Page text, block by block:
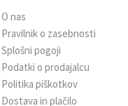
O nas
Pravilnik o zasebnosti
Splošni pogoji
Podatki o prodajalcu
Politika piškotkov
Dostava in plačilo